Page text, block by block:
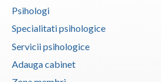
Psihologi
Specialitati psihologice
Servicii psihologice
Adauga cabinet